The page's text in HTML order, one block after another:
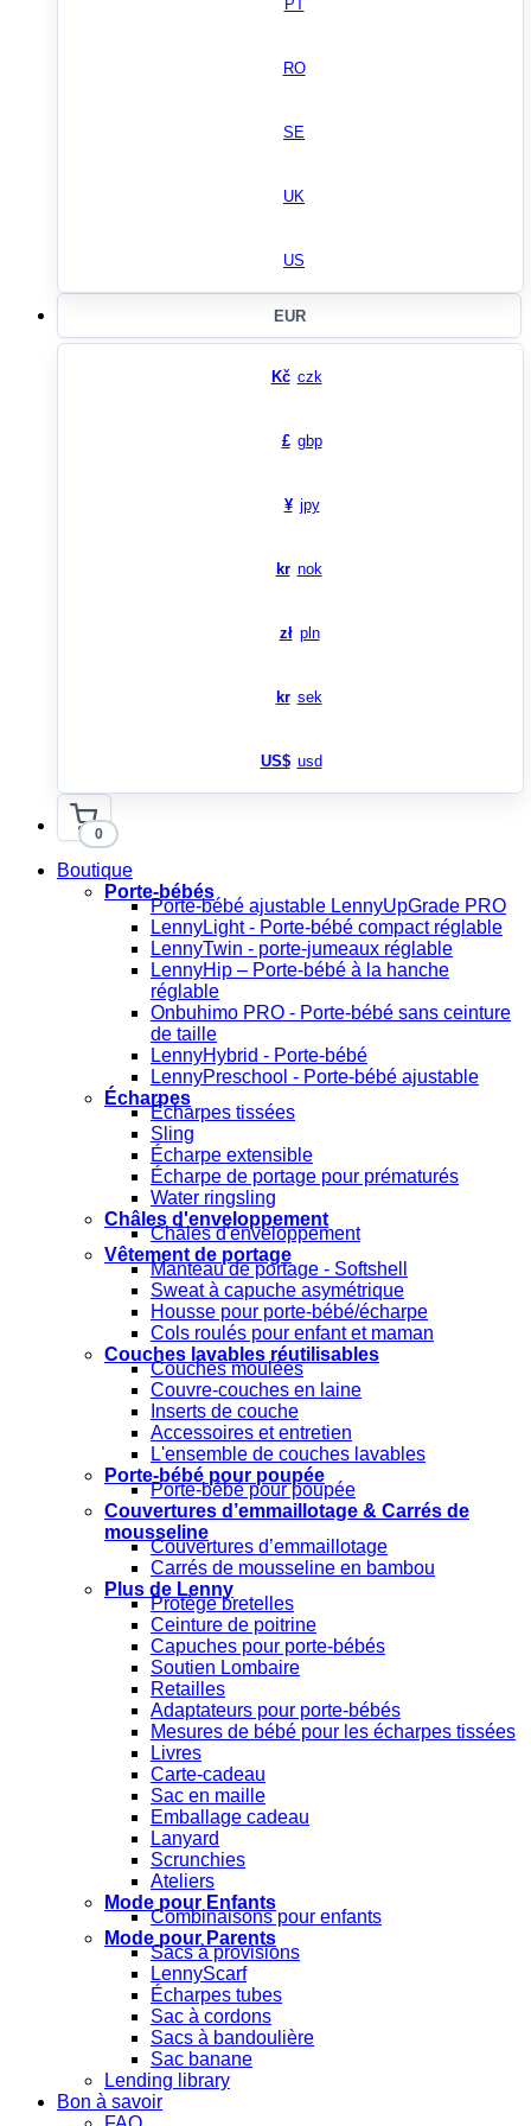
PT
RO
SE
UK
US
EUR
Kč czk
£ gbp
¥ jpy
kr nok
zł pln
kr sek
US$ usd
0
Boutique
Porte-bébés
Porte-bébé ajustable LennyUpGrade PRO
LennyLight - Porte-bébé compact réglable
LennyTwin - porte-jumeaux réglable
LennyHip – Porte-bébé à la hanche
réglable
Onbuhimo PRO - Porte-bébé sans ceinture
de taille
LennyHybrid - Porte-bébé
LennyPreschool - Porte-bébé ajustable
Écharpes
Écharpes tissées
Sling
Écharpe extensible
Écharpe de portage pour prématurés
Water ringsling
Châles d'enveloppement
Châles d'enveloppement
Vêtement de portage
Manteau de portage - Softshell
Sweat à capuche asymétrique
Housse pour porte-bébé/écharpe
Cols roulés pour enfant et maman
Couches lavables réutilisables
Couches moulées
Couvre-couches en laine
Inserts de couche
Accessoires et entretien
L'ensemble de couches lavables
Porte-bébé pour poupée
Porte-bébé pour poupée
Couvertures d’emmaillotage & Carrés de
mousseline
Couvertures d’emmaillotage
Carrés de mousseline en bambou
Plus de Lenny
Protège bretelles
Ceinture de poitrine
Capuches pour porte-bébés
Soutien Lombaire
Retailles
Adaptateurs pour porte-bébés
Mesures de bébé pour les écharpes tissées
Livres
Carte-cadeau
Sac en maille
Emballage cadeau
Lanyard
Scrunchies
Ateliers
Mode pour Enfants
Combinaisons pour enfants
Mode pour Parents
Sacs à provisions
LennyScarf
Écharpes tubes
Sac à cordons
Sacs à bandoulière
Sac banane
Lending library
Bon à savoir